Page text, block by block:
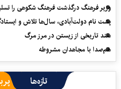
وزیر فرهنگ درگذشت فرهنگ شکوهی را
پشت نام دولت‌آبادی، سال‌ها تلاش و
سند تاریخی از زیستن در مرز مرگ
هم‌صدا با مجاهدان مشروطه
تازه‌ها